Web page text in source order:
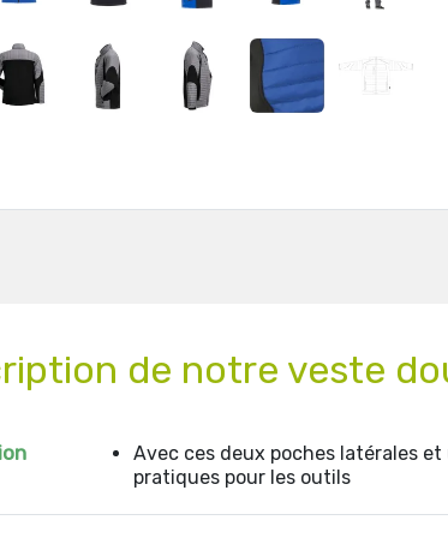
de notre veste
Avec ces deux poches latérales
pratiques pour les outils